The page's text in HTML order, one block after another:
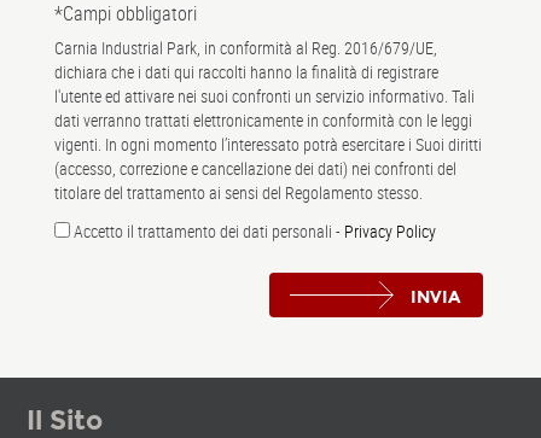
*Campi obbligatori
Carnia Industrial Park, in conformità al Reg. 2016/679/UE,
dichiara che i dati qui raccolti hanno la finalità di registrare
l'utente ed attivare nei suoi confronti un servizio informativo. Tali
dati verranno trattati elettronicamente in conformità con le leggi
vigenti. In ogni momento l’interessato potrà esercitare i Suoi diritti
(accesso, correzione e cancellazione dei dati) nei confronti del
titolare del trattamento ai sensi del Regolamento stesso.
Accetto il trattamento dei dati personali - Privacy Policy
INVIA
Il Sito